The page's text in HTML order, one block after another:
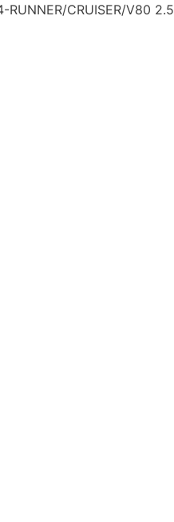
RUNNER/CRUISER/V80 2.5